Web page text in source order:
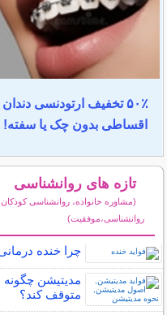
۵۰٪ تخفیف ارتودنسی دندان
اقساطی بدون چک یا سفته!
تازه های روانشناسی
(مشاوره خانواده، روانشناسی
روانشناسی،موفقیت)
چرا خنده
مدیتیشن
متوقف کند؟